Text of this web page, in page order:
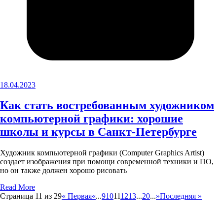
18.04.2023
Как стать востребованным художником
компьютерной графики: хорошие
школы и курсы в Санкт-Петербурге
Художник компьютерной графики (Computer Graphics Artist)
создает изображения при помощи современной техники и ПО,
но он также должен хорошо рисовать
Read More
Страница 11 из 29« Первая«...910111213...20...»Последняя »